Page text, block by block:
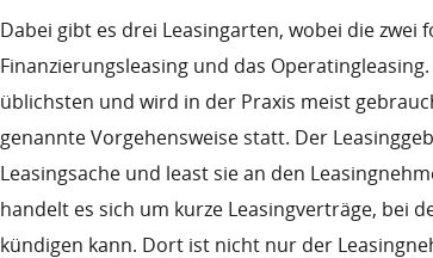
Dabei gibt es drei Leasingarten, wobei die zwei
Finanzierungsleasing und das
üblichsten und wird in der Praxis meist
genannte Vorgehensweise statt. Der
Leasingsache und least sie an den
handelt es sich um kurze Leasingverträge, bei
kündigen kann. Dort ist nicht nur der